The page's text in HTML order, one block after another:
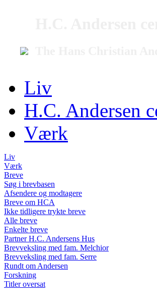
Liv
H.C. Andersen
Værk
Liv
Værk
Breve
Søg i brevbasen
Afsendere og modtagere
Breve om HCA
Ikke tidligere trykte breve
Alle breve
Enkelte breve
Partner H.C. Andersens Hus
Brevveksling med fam. Melchior
Brevveksling med fam. Serre
Rundt om Andersen
Forskning
Titler oversat